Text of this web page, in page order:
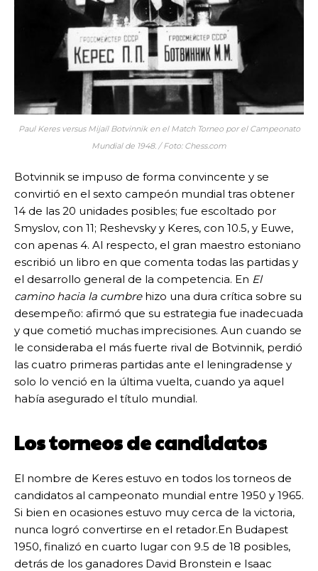
Paul Keres versus Mijaíl Botvinnik en el Match Torneo por el Campeonato
Mundial de 1948. / Foto: Chess.com
Botvinnik se impuso de forma convincente y se
convirtió en el sexto campeón mundial tras obtener
14 de las 20 unidades posibles; fue escoltado por
Smyslov, con 11; Reshevsky y Keres, con 10.5, y Euwe,
con apenas 4. Al respecto, el gran maestro estoniano
escribió un libro en que comenta todas las partidas y
el desarrollo general de la competencia. En El
camino hacia la cumbrehizo una dura crítica sobre su
desempeño: afirmó que su estrategia fue inadecuada
y que cometió muchas imprecisiones. Aun cuando se
le consideraba el más fuerte rival de Botvinnik, perdió
las cuatro primeras partidas ante el leningradense y
solo lo venció en la última vuelta, cuando ya aquel
había asegurado el título mundial.
Los torneos de candidatos
El nombre de Keres estuvo en todos los torneos de
candidatos al campeonato mundial entre 1950 y 1965.
Si bien en ocasiones estuvo muy cerca de la victoria,
nunca logró convertirse en el retador.En Budapest
1950, finalizó en cuarto lugar con 9.5 de 18 posibles,
detrás de los ganadores David Bronstein e Isaac